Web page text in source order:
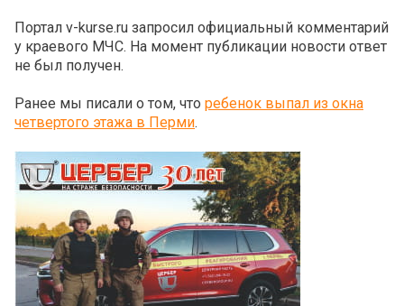
Портал v-kurse.ru запросил официальный комментарий
у краевого МЧС. На момент публикации новости ответ
не был получен.
Ранее мы писали о том, что ребенок выпал из окна
четвертого этажа в Перми.